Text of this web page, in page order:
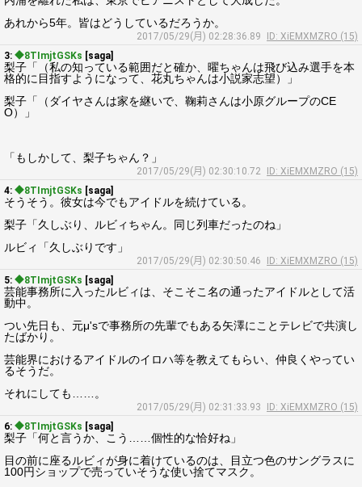
あれから5年。皆はどうしているだろうか。
2017/05/29(月) 02:28:36.89
ID: XiEMXMZRO (15)
3: ◆8TImjtGSKs [saga]
梨子「（私の知っている範囲だと確か、曜ちゃんは飛び込み選手を本
格的に目指すようになって、花丸ちゃんは小説家志望）」
梨子「（ダイヤさんは家を継いで、鞠莉さんは小原グループのCE
O）」
「もしかして、梨子ちゃん？」
2017/05/29(月) 02:30:10.72
ID: XiEMXMZRO (15)
4: ◆8TImjtGSKs [saga]
そうそう。彼女は今でもアイドルを続けている。
梨子「久しぶり、ルビィちゃん。同じ列車だったのね」
ルビィ「久しぶりです」
2017/05/29(月) 02:30:50.46
ID: XiEMXMZRO (15)
5: ◆8TImjtGSKs [saga]
芸能事務所に入ったルビィは、そこそこ名の通ったアイドルとして活
動中。
つい先日も、元μ'sで事務所の先輩でもある矢澤にことテレビで共演し
たばかり。
芸能界におけるアイドルのイロハ等を教えてもらい、仲良くやってい
るそうだ。
それにしても……。
2017/05/29(月) 02:31:33.93
ID: XiEMXMZRO (15)
6: ◆8TImjtGSKs [saga]
梨子「何と言うか、こう……個性的な恰好ね」
目の前に座るルビィが身に着けているのは、目立つ色のサングラスに
100円ショップで売っていそうな使い捨てマスク。